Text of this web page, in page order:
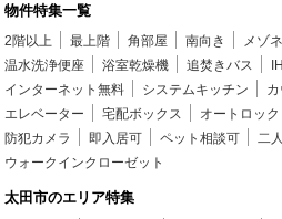
物件特集一覧
2階以上 最上階 角部屋 南向き メゾ
温水洗浄便座
浴室乾燥機 追焚きバス
インターネット無料
システムキッチン
エレベーター
宅配ボックス オートロック
防犯カメラ
即入居可 ペット相談可
二
ウォークインクローゼット
太田市のエリア特集